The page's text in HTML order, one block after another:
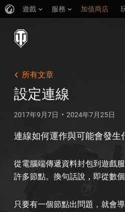
遊戲 服務 加值商店
所有文章
設定連線
2017年9月7日 2024年7月25日
連線如何運作與可能會發生
從電腦端傳遞資料封包到遊戲
許多節點。換句話說，即從數
只要有一個節點出問題，就會